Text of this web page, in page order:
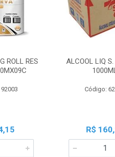
ROLL RES
ALCOOL LIQ
Código:
R$